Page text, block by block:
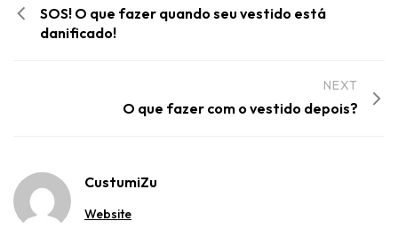
SOS! O que fazer quando seu vestido está
danificado!
NEXT
O que fazer com o vestido depois?
CustumiZu
Website